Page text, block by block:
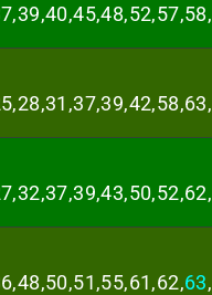
51,55,61,62,63